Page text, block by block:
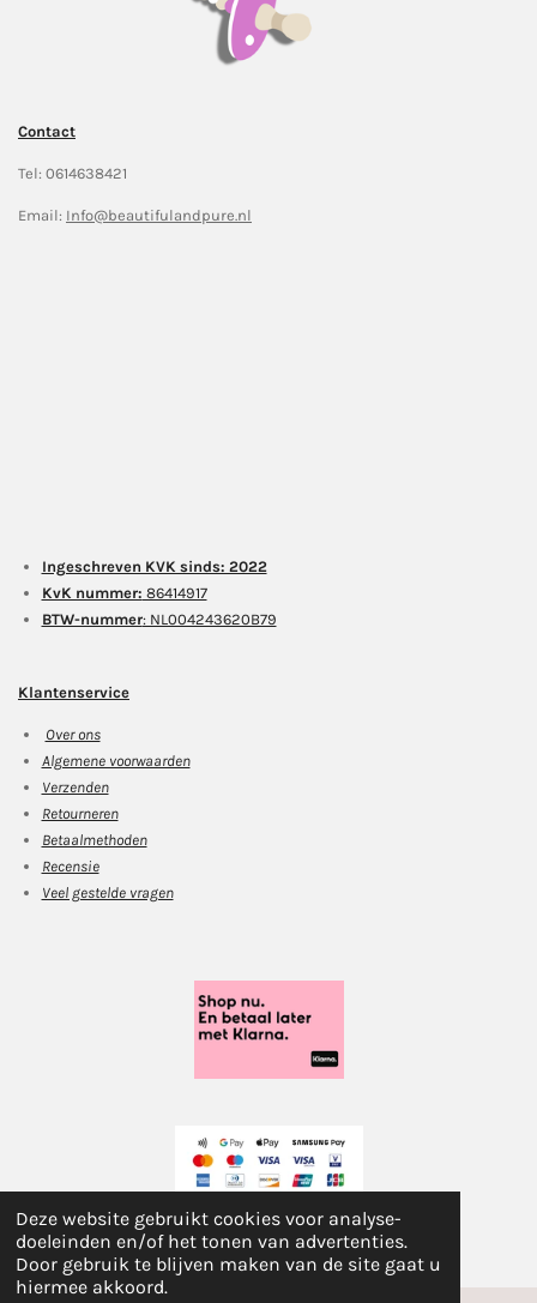
Deze website gebruikt cookies voor analyse-
doeleinden en/of het tonen van advertenties.
Door gebruik te blijven maken van de site gaat u
hiermee akkoord.
Contact
Tel: 0614638421
Email: Info@beautifulandpure.nl
Ingeschreven KVK sinds: 2022
KvK nummer: 86414917
BTW-nummer: NL004243620B79
Klantenservice
Over ons
Algemene voorwaarden
Verzenden
Retourneren
Betaalmethoden
Recensie
Veel gestelde vragen
© 2021-2022 Beautiful and pure.